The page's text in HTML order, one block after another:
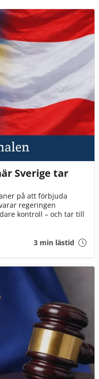
Sverige tar
på att förbjuda
regeringen
kontroll – och tar till
3 min lästid